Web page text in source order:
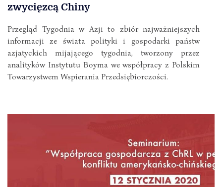
zwycięzcą Chiny
Przegląd Tygodnia w Azji to zbiór najważniejszych
informacji ze świata polityki i gospodarki państw
azjatyckich mijającego tygodnia, tworzony przez
analityków Instytutu Boyma we współpracy z Polskim
Towarzystwem Wspierania Przedsiębiorczości.